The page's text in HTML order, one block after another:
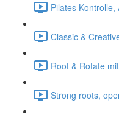
Pilates
Classic &
Root & Rotate
Strong roots,